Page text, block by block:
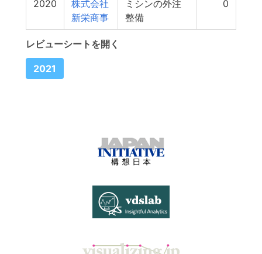
2020
株式会社
新栄商事
ミシンの外注
整備
0
レビューシートを開く
2021